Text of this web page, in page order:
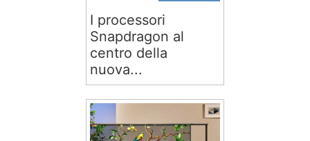
I processori
Snapdragon al
centro della
nuova...